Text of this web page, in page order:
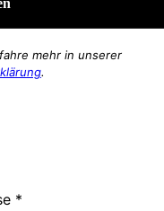
mehr in unserer
.
*